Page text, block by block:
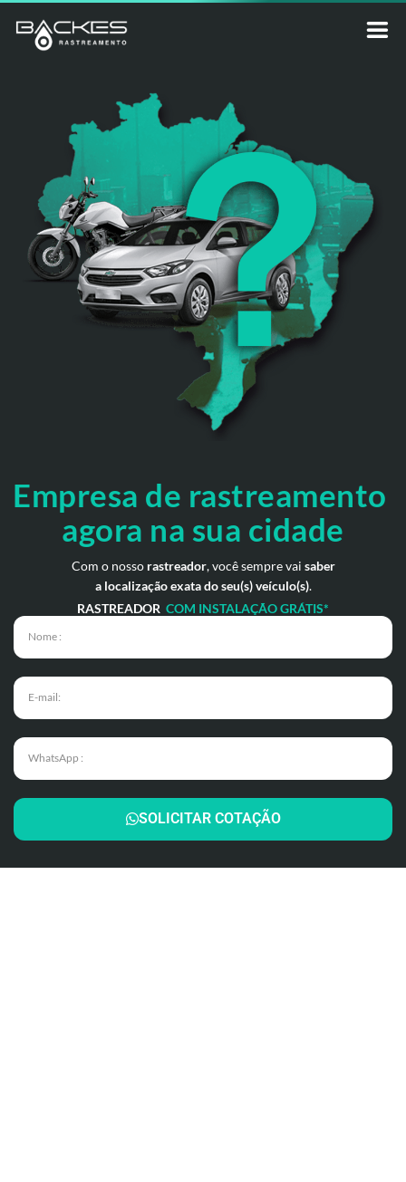
Empresa de rastreamento
agora na sua cidade
Com o nosso rastreador, você sempre vai saber
a localização exata do seu(s) veículo(s).
RASTREADOR COM INSTALAÇÃO GRÁTIS*
SOLICITAR COTAÇÃO